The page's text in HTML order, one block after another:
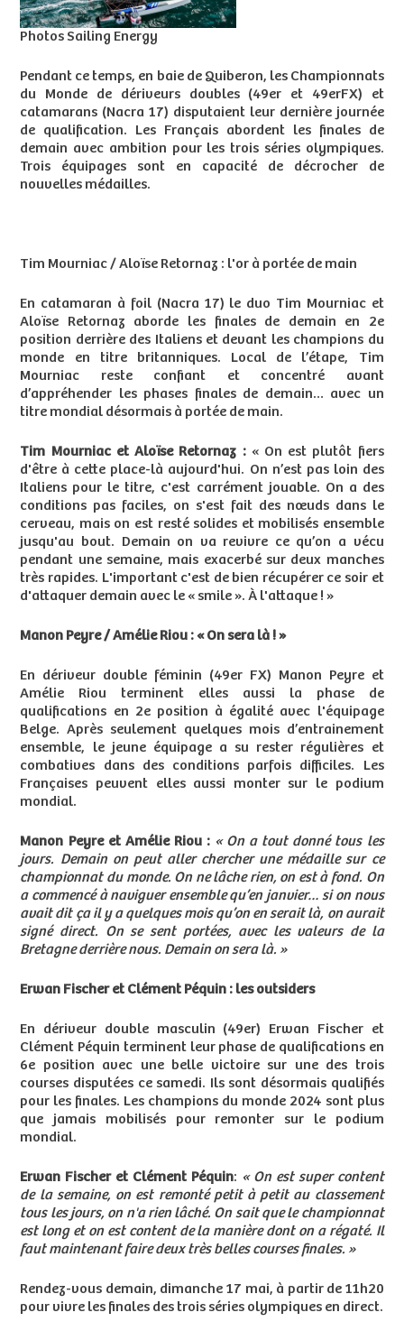
Photos Sailing Energy
Pendant ce temps, en baie de Quiberon, les Championnats
du Monde de dériveurs doubles (49er et 49erFX) et
catamarans (Nacra 17) disputaient leur dernière journée
de qualification. Les Français abordent les finales de
demain avec ambition pour les trois séries olympiques.
Trois équipages sont en capacité de décrocher de
nouvelles médailles.
Tim Mourniac / Aloïse Retornaz : l'or à portée de main
En catamaran à foil (Nacra 17) le duo Tim Mourniac et
Aloïse Retornaz aborde les finales de demain en 2e
position derrière des Italiens et devant les champions du
monde en titre britanniques. Local de l’étape, Tim
Mourniac reste confiant et concentré avant
d’appréhender les phases finales de demain… avec un
titre mondial désormais à portée de main.
Tim Mourniac et Aloïse Retornaz : « On est plutôt fiers
d'être à cette place-là aujourd'hui. On n’est pas loin des
Italiens pour le titre, c'est carrément jouable. On a des
conditions pas faciles, on s'est fait des nœuds dans le
cerveau, mais on est resté solides et mobilisés ensemble
jusqu'au bout. Demain on va revivre ce qu’on a vécu
pendant une semaine, mais exacerbé sur deux manches
très rapides. L'important c'est de bien récupérer ce soir et
d'attaquer demain avec le « smile ». À l'attaque ! »
Manon Peyre / Amélie Riou : « On sera là ! »
En dériveur double féminin (49er FX) Manon Peyre et
Amélie Riou terminent elles aussi la phase de
qualifications en 2e position à égalité avec l'équipage
Belge. Après seulement quelques mois d’entrainement
ensemble, le jeune équipage a su rester régulières et
combatives dans des conditions parfois difficiles. Les
Françaises peuvent elles aussi monter sur le podium
mondial.
Manon Peyre et Amélie Riou : « On a tout donné tous les
jours. Demain on peut aller chercher une médaille sur ce
championnat du monde. On ne lâche rien, on est à fond. On
a commencé à naviguer ensemble qu’en janvier… si on nous
avait dit ça il y a quelques mois qu’on en serait là, on aurait
signé direct. On se sent portées, avec les valeurs de la
Bretagne derrière nous. Demain on sera là. »
Erwan Fischer et Clément Péquin : les outsiders
En dériveur double masculin (49er) Erwan Fischer et
Clément Péquin terminent leur phase de qualifications en
6e position avec une belle victoire sur une des trois
courses disputées ce samedi. Ils sont désormais qualifiés
pour les finales. Les champions du monde 2024 sont plus
que jamais mobilisés pour remonter sur le podium
mondial.
Erwan Fischer et Clément Péquin: « On est super content
de la semaine, on est remonté petit à petit au classement
tous les jours, on n'a rien lâché. On sait que le championnat
est long et on est content de la manière dont on a régaté. Il
faut maintenant faire deux très belles courses finales. »
Rendez-vous demain, dimanche 17 mai, à partir de 11h20
pour vivre les finales des trois séries olympiques en direct.